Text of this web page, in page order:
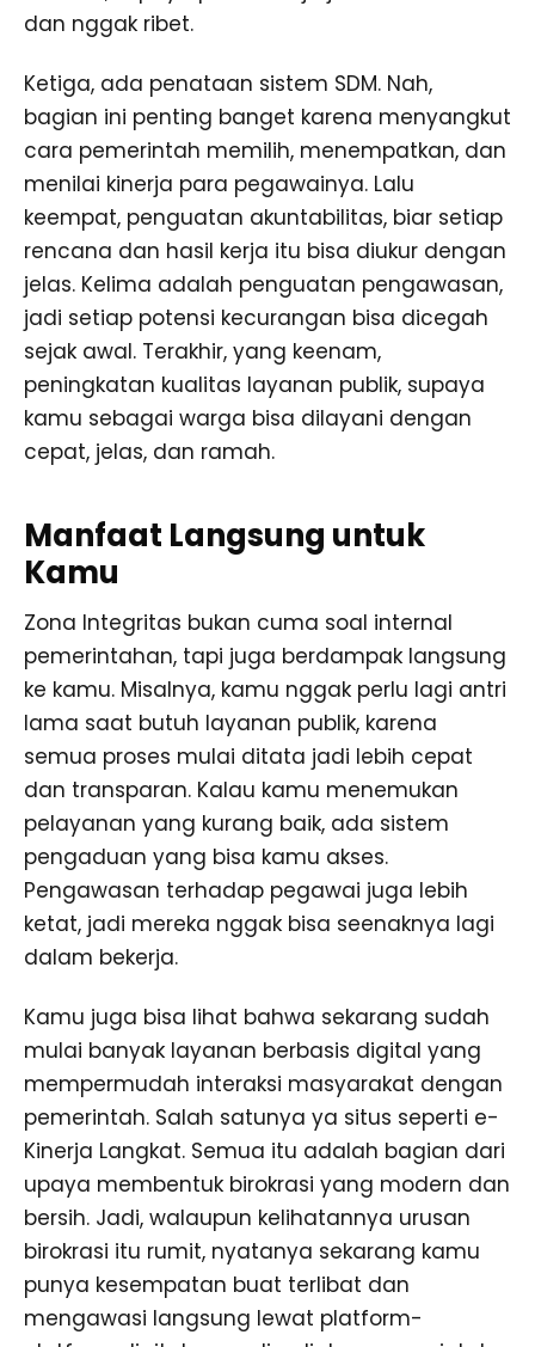
dan nggak ribet.
Ketiga, ada penataan sistem SDM. Nah,
bagian ini penting banget karena menyangkut
cara pemerintah memilih, menempatkan, dan
menilai kinerja para pegawainya. Lalu
keempat, penguatan akuntabilitas, biar setiap
rencana dan hasil kerja itu bisa diukur dengan
jelas. Kelima adalah penguatan pengawasan,
jadi setiap potensi kecurangan bisa dicegah
sejak awal. Terakhir, yang keenam,
peningkatan kualitas layanan publik, supaya
kamu sebagai warga bisa dilayani dengan
cepat, jelas, dan ramah.
Manfaat Langsung untuk
Kamu
Zona Integritas bukan cuma soal internal
pemerintahan, tapi juga berdampak langsung
ke kamu. Misalnya, kamu nggak perlu lagi antri
lama saat butuh layanan publik, karena
semua proses mulai ditata jadi lebih cepat
dan transparan. Kalau kamu menemukan
pelayanan yang kurang baik, ada sistem
pengaduan yang bisa kamu akses.
Pengawasan terhadap pegawai juga lebih
ketat, jadi mereka nggak bisa seenaknya lagi
dalam bekerja.
Kamu juga bisa lihat bahwa sekarang sudah
mulai banyak layanan berbasis digital yang
mempermudah interaksi masyarakat dengan
pemerintah. Salah satunya ya situs seperti e-
Kinerja Langkat. Semua itu adalah bagian dari
upaya membentuk birokrasi yang modern dan
bersih. Jadi, walaupun kelihatannya urusan
birokrasi itu rumit, nyatanya sekarang kamu
punya kesempatan buat terlibat dan
mengawasi langsung lewat platform-